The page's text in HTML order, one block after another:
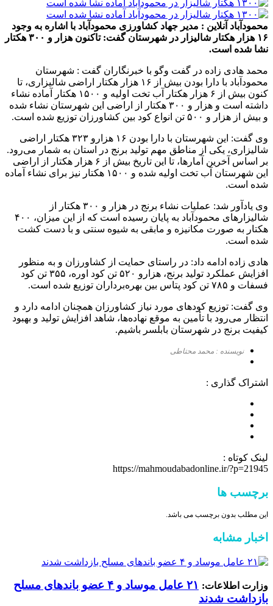
محمودآباد آنلاین : مدیر جهاد کشاورزی محمودآباد با اشاره به وجود
۱۶ هزار هکتار شالیزار در شهرستان گفت: تاکنون هزار و ۳۰۰ هکتار
نشا شده است.
محمد هادی زاده در گفت وگو با خبرنگاران گفت : شهرستان
محمودآباد با دارا بودن بیش از ۱۶ هزار هکتار اراضی شالیزاری، تا
کنون بیش از ۶ هزار هکتار آب تخت اولیه و ۱۵۰۰ هکتار آماده نشاء
داشته است و هزار و ۳۰۰ هکتار از اراضی این شهرستان نشاء شده
و بیش از هزار و ۵۰۰ تن انواع کود بین کشاورزان توزیع شده است.
وی گفت: این شهرستان با دارا بودن ۱۶ هزارو ۳۲۳ هکتار اراضی
شالیزاری، یکی از مناطق مهم تولید برنج در استان به شمار می‌رود.
بر اساس آخرین آمارها، تا این تاریخ بیش از ۶ هزار هکتار از اراضی
این شهرستان آب تخت اولیه شده و ۱۵۰۰ هکتار نیز برای نشاء آماده
شده است.
وی یادآور شد: عملیات نشاء برنج در هزار و ۳۰۰ هکتار از
شالیزارهای محمودآباد به پایان رسیده است که از این میزان، ۴۰۰
هکتار به صورت مکانیزه و مابقی به شیوه سنتی و با دست کشت
شده است.
هادی زاده ادامه داد: در راستای حمایت از کشاورزان و به منظور
افزایش عملکرد تولید برنج، هزارو ۵۲۰ تن کود اوره، ۳۵۵ تن کود
فسفات و ۷۸۵ تن کود پتاس بین بهره‌برداران توزیع شده است.
وی گفت: توزیع کودهای مورد نیاز کشاورزان همچنان ادامه دارد و
انتظار می‌رود با تأمین به موقع نهاده‌ها، شاهد افزایش تولید و بهبود
کیفیت برنج در شهرستان بابلسر باشیم.
نویسنده : محمد محتاطی
اشتراک گذاری :
لینک کوتاه :
https://mahmoudabadonline.ir/?p=21945
برچسب ها
این مطلب بدون برچسب می باشد.
اخبار مشابه
وزارت اطلاعات:
۲۱ عامل موساد و ۴ عضو باند‌های مسلح
بازداشت شدند